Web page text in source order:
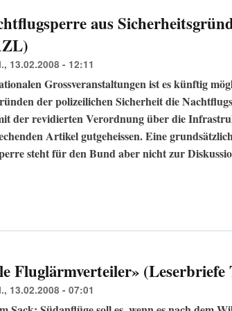
aus
13.02.2008 - 12:11
Grossveranstaltungen ist es künftig
der polizeilichen Sicherheit die
der revidierten Verordnung über die
Artikel gutgeheissen. Eine
steht für den Bund aber nicht zur
Fluglärmverteiler» (Leserbriefe
13.02.2008 - 07:01